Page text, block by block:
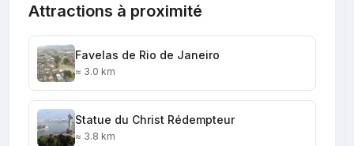
Attractions à proximité
Favelas de Rio de Janeiro
≈ 3.0 km
Statue du Christ Rédempteur
≈ 3.8 km